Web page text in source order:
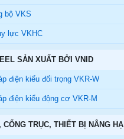
bộ VKS
lực VKHC
SẢN XUẤT BỞI VNID
điện kiểu đối trọng VKR-W
điện kiểu động cơ VKR-M
CỔNG TRỤC, THIẾT BỊ NÂNG HẠ